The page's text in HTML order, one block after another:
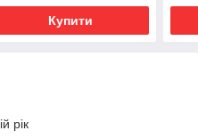
Купити
рік